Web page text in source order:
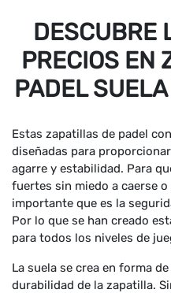
DESCUBRE
PRECIOS EN
PADEL
Estas zapatillas de padel
diseñadas para
agarre y estabilidad. Para
fuertes sin miedo a caerse o
importante que es la
Por lo que se han creado
para todos los niveles de
La suela se crea en forma
durabilidad de la zapatilla.